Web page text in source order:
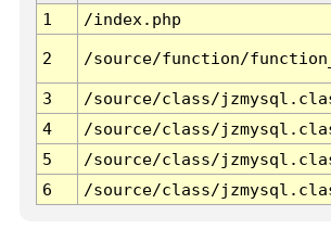
1
/index.php
2 /source/function/
3 /source/class/
4
/source/class/
5
/source/class/
6
/source/class/